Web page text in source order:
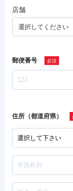
店舗
選択してください
郵便番号
住所（都道府県）